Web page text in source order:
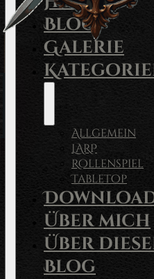
Blog
Galerie
Allgemein
LARP
Rollenspiel
Tabletop
Über mich
Über
Blog